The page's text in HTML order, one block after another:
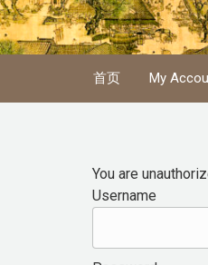
Skip to main content
首页 My
You are
Username